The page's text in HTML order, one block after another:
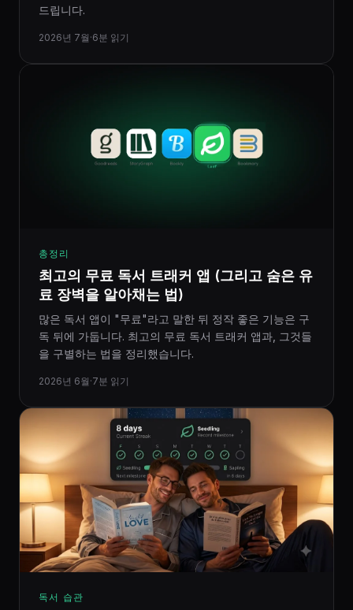
드립니다.
2026년 7월 ·6분 읽기
총정리
최고의 무료 독서 트래커 앱 (그리고 숨은 유
료 장벽을 알아채는 법)
많은 독서 앱이 "무료"라고 말한 뒤 정작 좋은 기능은 구
독 뒤에 가둡니다. 최고의 무료 독서 트래커 앱과, 그것들
을 구별하는 법을 정리했습니다.
2026년 6월 ·7분 읽기
독서 습관